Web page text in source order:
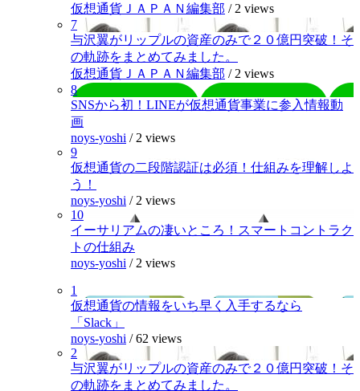
仮想通貨ＪＡＰＡＮ編集部 / 2 views
7
与沢翼がリップルの資産のみで２０億円突破！そ
の軌跡をまとめてみました。
仮想通貨ＪＡＰＡＮ編集部 / 2 views
8
SNSから初！LINEが仮想通貨事業に参入情報動
画
noys-yoshi / 2 views
9
仮想通貨の二段階認証は必須！仕組みを理解しよ
う！
noys-yoshi / 2 views
10
イーサリアムの凄いところ！スマートコントラク
トの仕組み
noys-yoshi / 2 views
1
仮想通貨の情報をいち早く入手するなら
「Slack」
noys-yoshi /62 views
2
与沢翼がリップルの資産のみで２０億円突破！そ
の軌跡をまとめてみました。